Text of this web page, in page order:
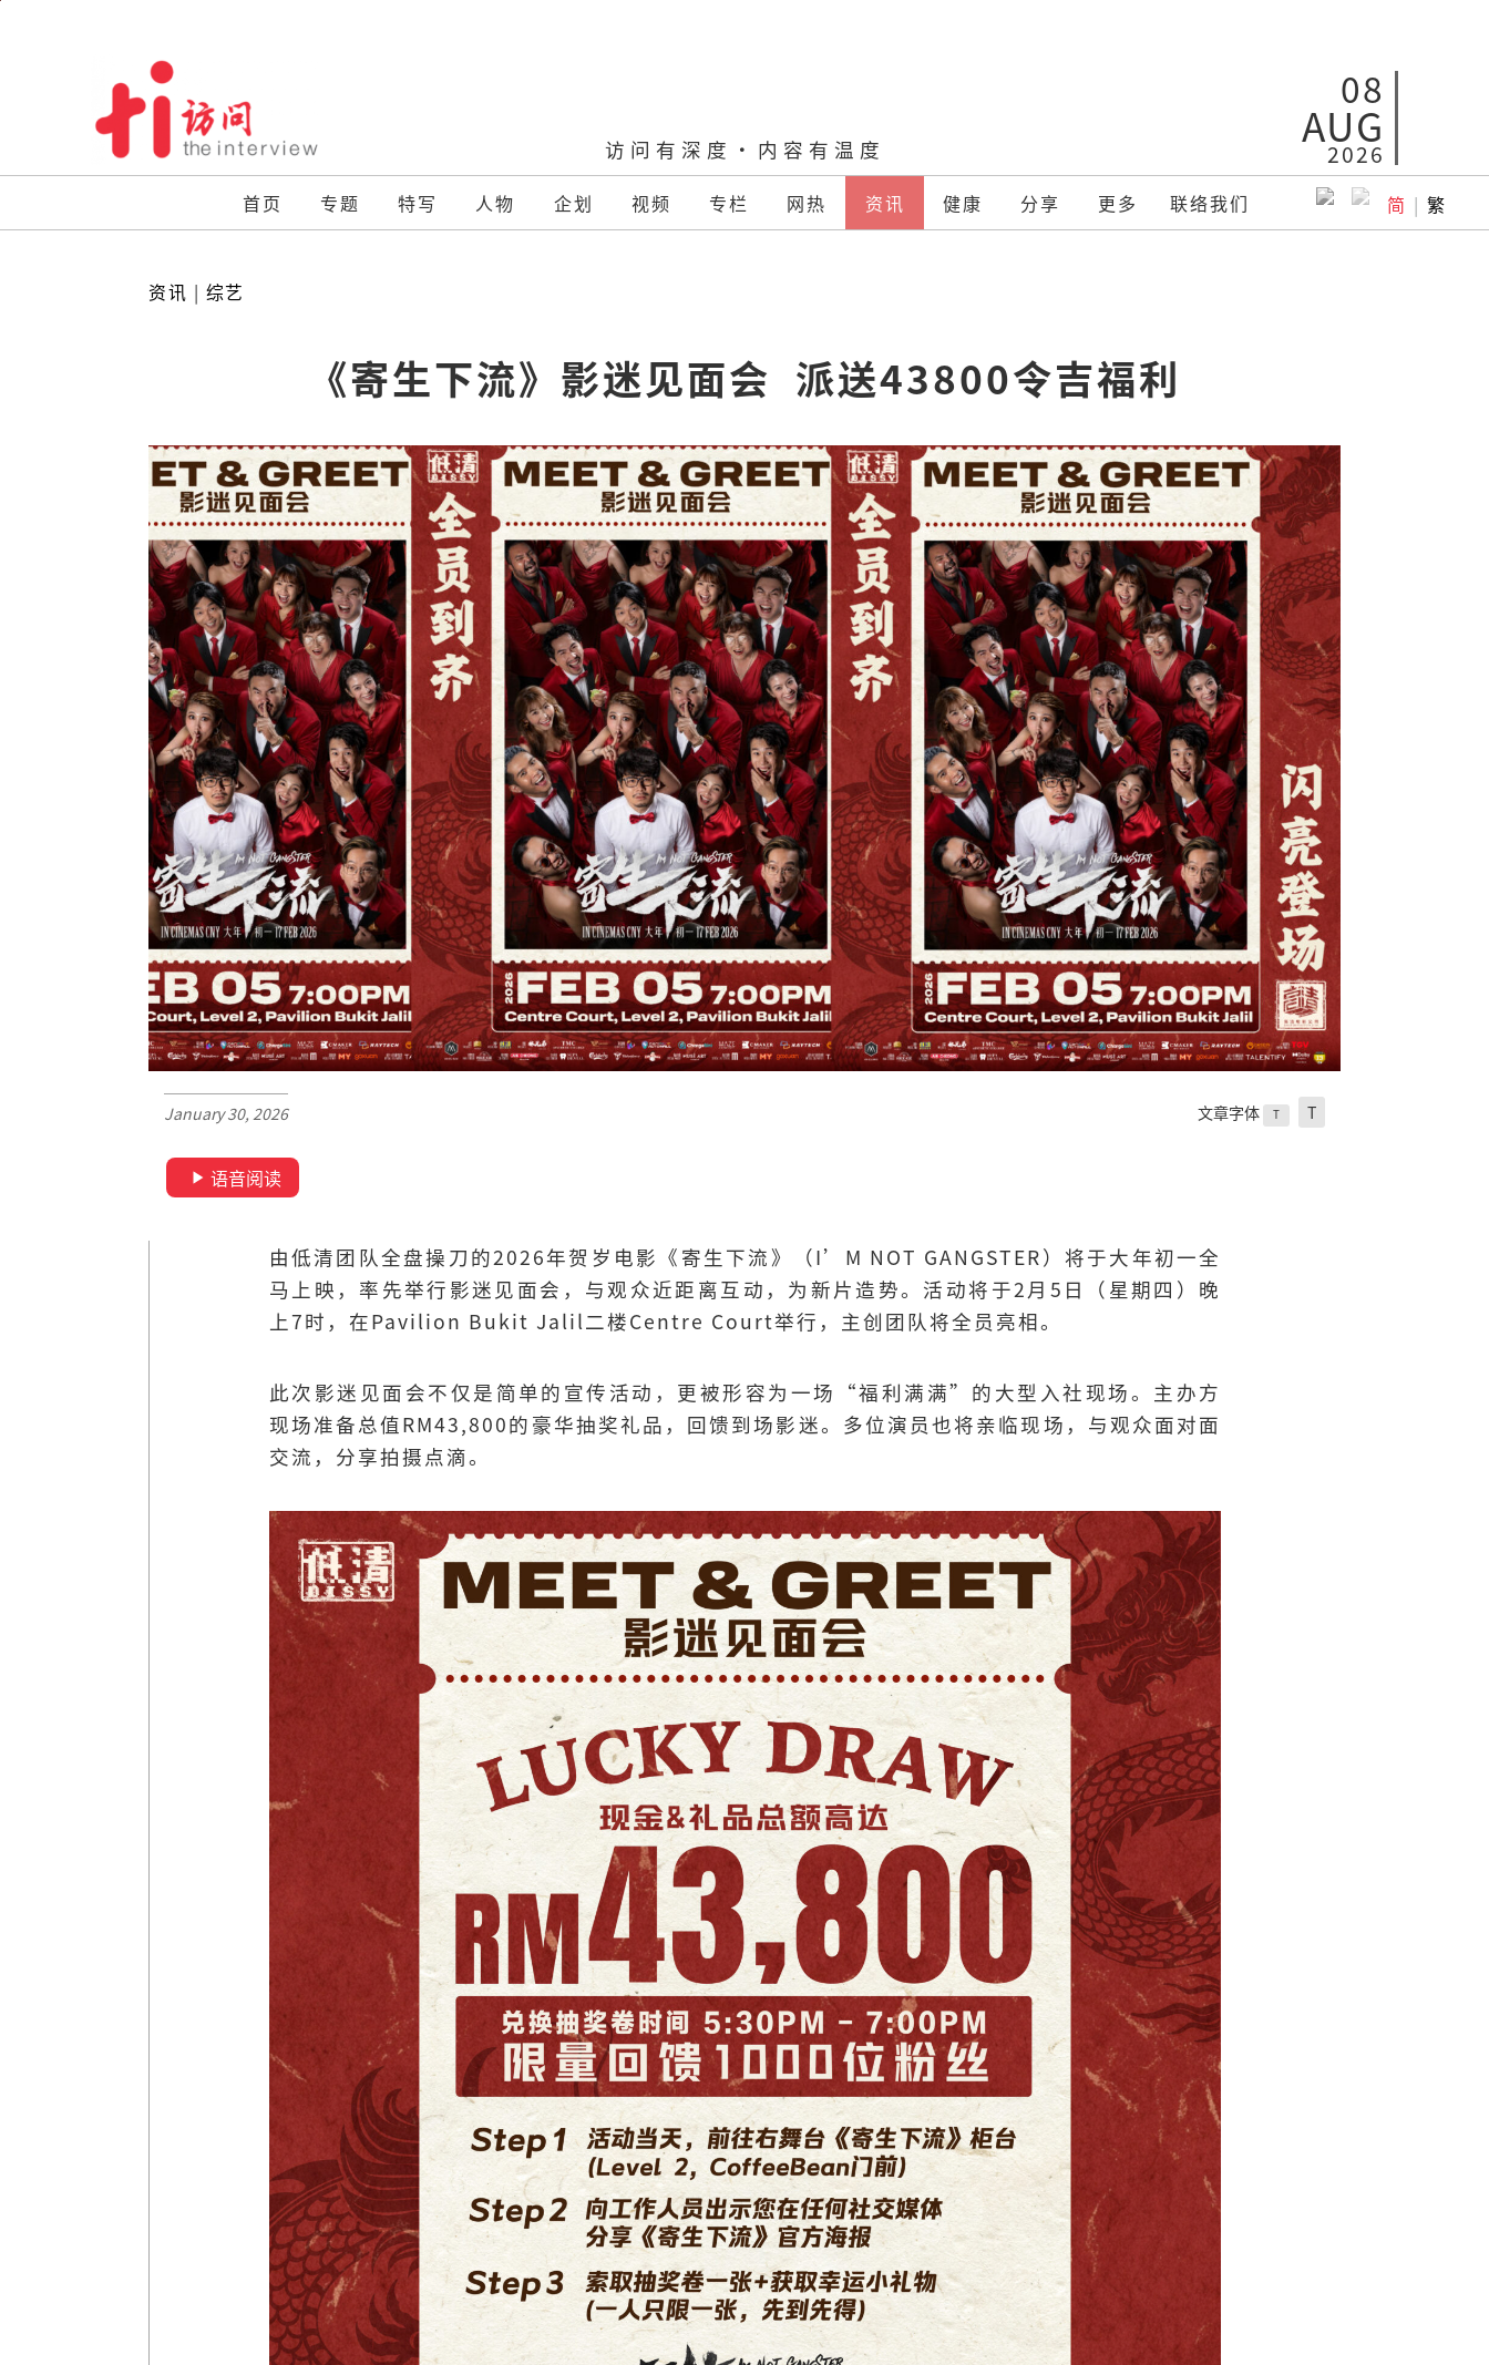
访问有深度·内容有温度
08
AUG
2026
首页 专题 特写 人物 企划 视频 专栏 网热 资讯 健康 分享 更多 联络我们 简 | 繁
资讯 | 综艺
《寄生下流》影迷见面会  派送43800令吉福利
January 30, 2026 文章字体 T T
语音阅读
由低清团队全盘操刀的2026年贺岁电影《寄生下流》（I’M NOT GANGSTER）将于大年初一全
马上映，率先举行影迷见面会，与观众近距离互动，为新片造势。活动将于2月5日（星期四）晚
上7时，在Pavilion Bukit Jalil二楼Centre Court举行，主创团队将全员亮相。
此次影迷见面会不仅是简单的宣传活动，更被形容为一场“福利满满”的大型入社现场。主办方
现场准备总值RM43,800的豪华抽奖礼品，回馈到场影迷。多位演员也将亲临现场，与观众面对面
交流，分享拍摄点滴。